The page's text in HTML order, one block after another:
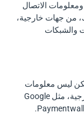
الاتصال
من جهات خارجية،
والشبكات
ليس معلومات
الدفع الخاصة بك، من معالجي دفع تابعين لجهات خارجية، مثل Google